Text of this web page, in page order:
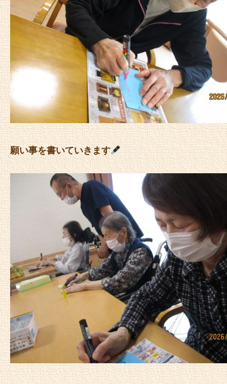
願い事を書いていきます